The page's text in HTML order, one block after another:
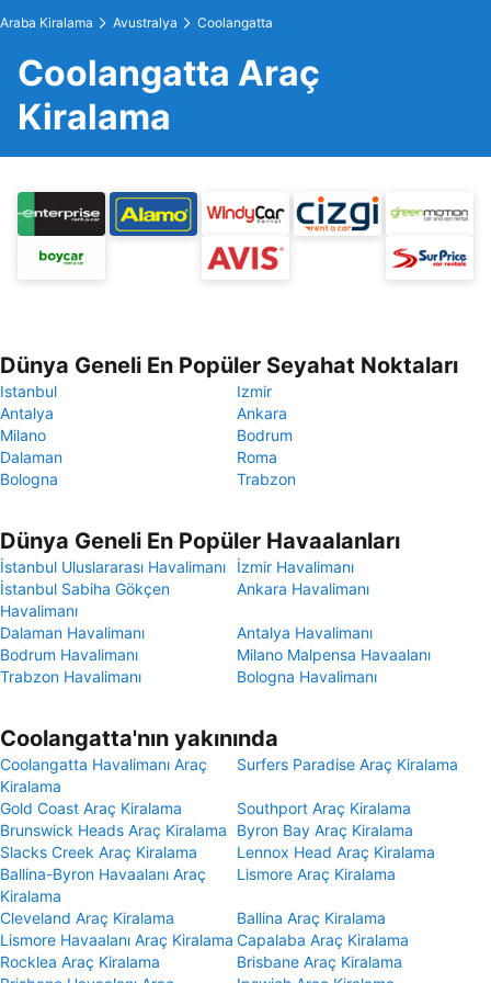
Araba Kiralama Avustralya Coolangatta
Coolangatta Araç
Kiralama
Dünya Geneli En Popüler Seyahat Noktaları
Istanbul
Izmir
Antalya
Ankara
Milano
Bodrum
Dalaman
Roma
Bologna
Trabzon
Dünya Geneli En Popüler Havaalanları
İstanbul Uluslararası Havalimanı
İzmir Havalimanı
İstanbul Sabiha Gökçen
Havalimanı
Ankara Havalimanı
Dalaman Havalimanı
Antalya Havalimanı
Bodrum Havalimanı
Milano Malpensa Havaalanı
Trabzon Havalimanı
Bologna Havalimanı
Coolangatta'nın yakınında
Coolangatta Havalimanı Araç
Kiralama
Surfers Paradise Araç Kiralama
Gold Coast Araç Kiralama
Southport Araç Kiralama
Brunswick Heads Araç Kiralama
Byron Bay Araç Kiralama
Slacks Creek Araç Kiralama
Lennox Head Araç Kiralama
Ballina-Byron Havaalanı Araç
Kiralama
Lismore Araç Kiralama
Cleveland Araç Kiralama
Ballina Araç Kiralama
Lismore Havaalanı Araç Kiralama Capalaba Araç Kiralama
Rocklea Araç Kiralama
Brisbane Araç Kiralama